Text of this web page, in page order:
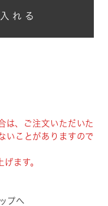
れる
は、ご注文いただいた
いことがありますので
ます。
プへ